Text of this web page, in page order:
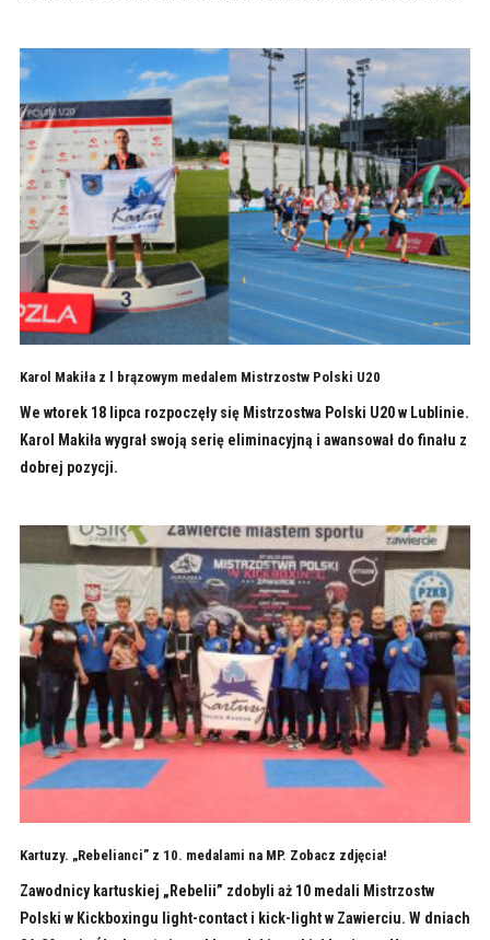
Karol Makiła z l brązowym medalem Mistrzostw Polski U20
We wtorek 18 lipca rozpoczęły się Mistrzostwa Polski U20 w Lublinie.
Karol Makiła wygrał swoją serię eliminacyjną i awansował do finału z
dobrej pozycji.
Kartuzy. „Rebelianci” z 10. medalami na MP. Zobacz zdjęcia!
Zawodnicy kartuskiej „Rebelii” zdobyli aż 10 medali Mistrzostw
Polski w Kickboxingu light-contact i kick-light w Zawierciu. W dniach